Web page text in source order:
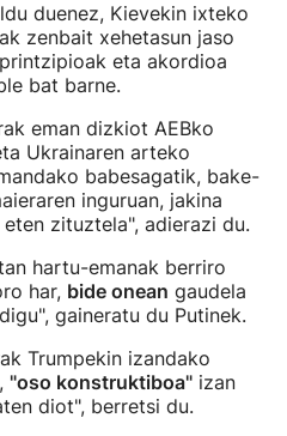
duenez, Kievekin ixteko
zenbait xehetasun jaso
eta akordioa
bat barne.
eman dizkiot AEBko
Ukrainaren arteko
babesagatik, bake-
inguruan, jakina
zituztela", adierazi du.
hartu-emanak berriro
har, bide onean gaudela
gaineratu du Putinek.
Trumpekin izandako
"oso konstruktiboa" izan
diot", berretsi du.